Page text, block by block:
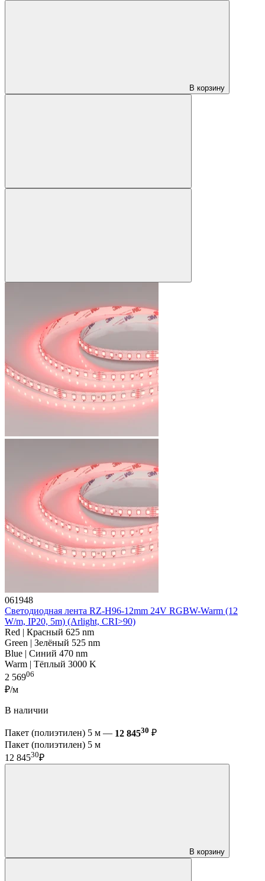
В корзину
061948
Светодиодная лента RZ-H96-12mm 24V RGBW-Warm (12
W/m, IP20, 5m) (Arlight, CRI>90)
Red | Красный 625 nm
Green | Зелёный 525 nm
Blue | Синий 470 nm
Warm | Тёплый 3000 K
2 56906
₽/м
В наличии
Пакет (полиэтилен) 5 м — 12 84530 ₽
Пакет (полиэтилен) 5 м
12 84530₽
В корзину